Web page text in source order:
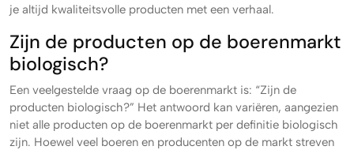
je altijd kwaliteitsvolle producten met een verhaal.
Zijn de producten op de boerenmarkt
biologisch?
Een veelgestelde vraag op de boerenmarkt is: “Zijn de
producten biologisch?” Het antwoord kan variëren, aangezien
niet alle producten op de boerenmarkt per definitie biologisch
zijn. Hoewel veel boeren en producenten op de markt streven